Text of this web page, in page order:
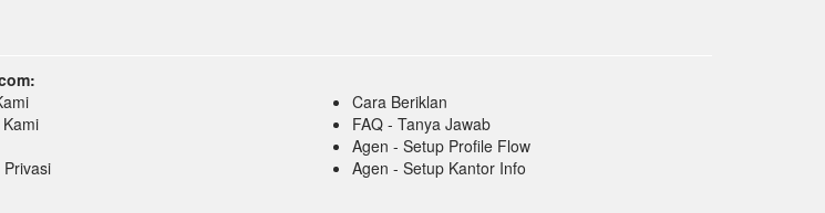
Privasi
Cara Beriklan
FAQ - Tanya Jawab
Agen - Setup Profile Flow
Agen - Setup Kantor Info